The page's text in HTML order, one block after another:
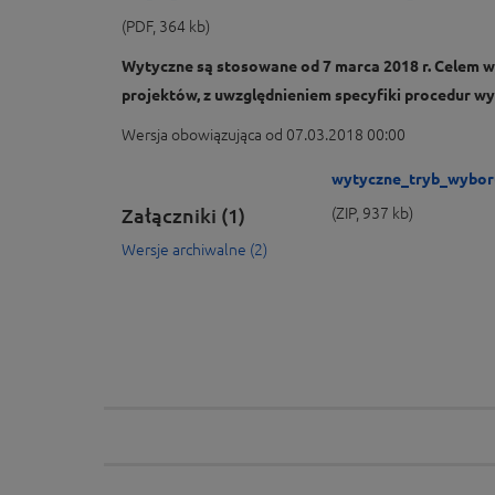
(PDF, 364 kb)
Wytyczne są stosowane od 7 marca 2018 r.
projektów, z uwzględnieniem specyfiki procedur
Wersja obowiązująca od 07.03.2018 00:00
Załączniki (1)
(ZIP, 937 kb)
Wersje archiwalne (2)